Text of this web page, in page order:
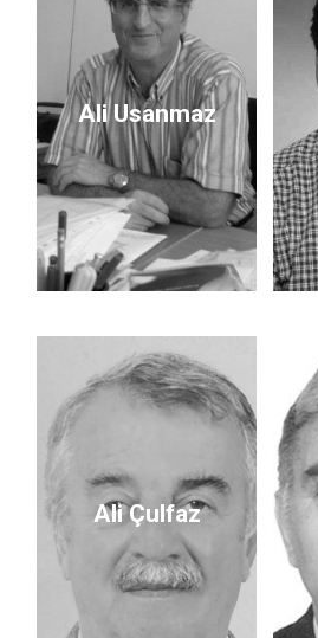
Ali Usanmaz
Ali Çulfaz